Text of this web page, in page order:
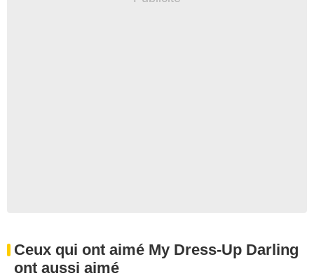
Ceux qui ont aimé My Dress-Up Darling
ont aussi aimé